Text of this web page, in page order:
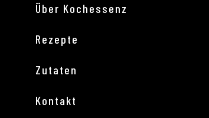
Über Kochessenz
Rezepte
Zutaten
Kontakt